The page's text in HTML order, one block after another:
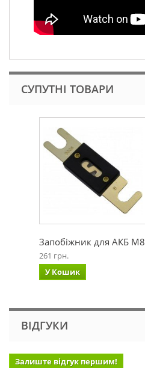
СУПУТНІ ТОВАРИ
Запобіжник для АКБ М8
261 грн.
У Кошик
ВІДГУКИ
Залиште відгук першим!